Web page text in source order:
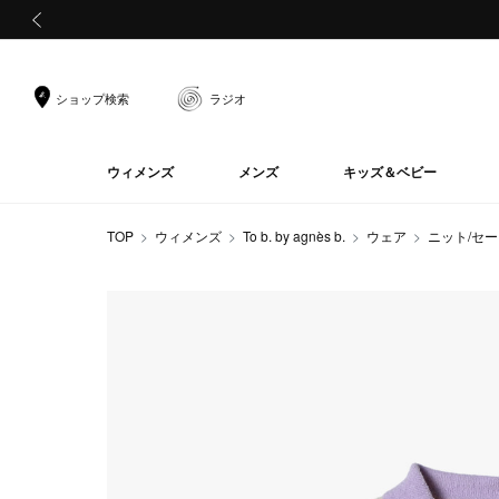
ショップ検索 ラジオ
ウィメンズ メンズ キッズ＆ベビー
TOP ウィメンズ To b. by agnès b. ウェア ニット/セ